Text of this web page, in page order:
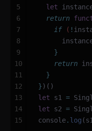
  let
  return
    if
( !
    }
    return
  }
})()
let s1 =
let s2 =
console. log
5
6
7
8
9
10
11
12
13
14
15